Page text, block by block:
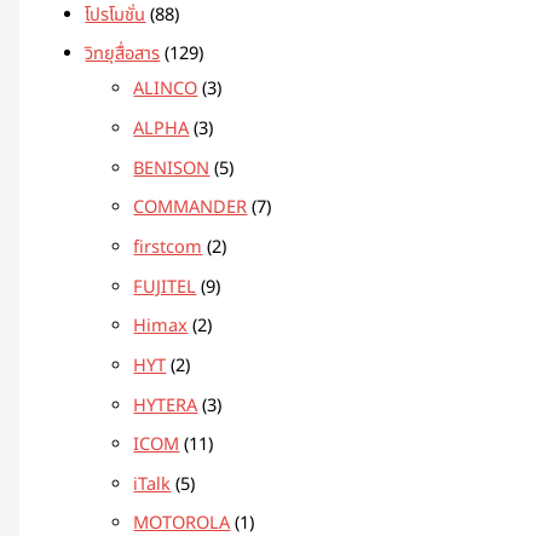
โปรโมชั่น 88
วิทยุสื่อสาร 129
ALINCO 3
ALPHA 3
BENISON 5
COMMANDER 7
firstcom 2
FUJITEL 9
Himax 2
HYT 2
HYTERA 3
ICOM 11
iTalk 5
MOTOROLA 1